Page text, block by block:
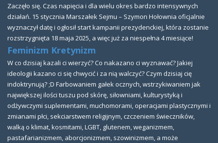
Zaczęło się. Czas napięcia i dla wielu okres bardzo intensywnych
działań. 15 stycznia Marszałek Sejmu – Szymon Hołownia oficjalnie
wyznaczył datę i ogłosił start kampanii prezydenckiej, która zostanie
rozstrzygnięta 18 maja 2025, a więc już za niespełna 4 miesiące!
Feminizm Kretynizm
W co dzisiaj kazali ci wierzyć? Co nakazano ci wyznawać? Jakiej
ideologii kazano ci się chwycić i za nią walczyć? Czym dzisiaj cię
indoktrynują? ;D Farbowaniem gałek ocznych, wstrzykiwaniem jak
największej ilości tuszu pod skórę, siłowniami, kulturystyką i
odżywczymi suplementami, muchomorami, operacjami plastycznymi i
zmianami płci, sekciarstwem religijnym, czczeniem świeczników,
walką o klimat, kosmitami, LGBT, glutenem, weganizmem,
pastafarianizmem, aborcjonizmem, szowinizmem, a może